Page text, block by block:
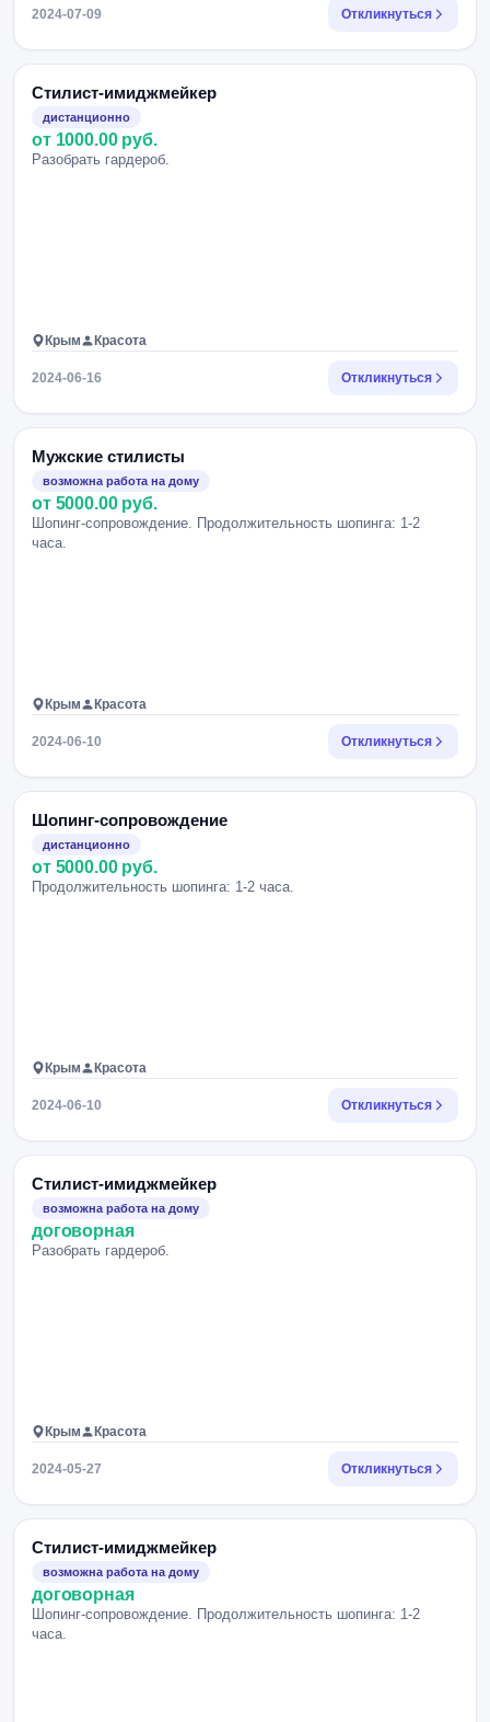
2024-07-09 Откликнуться
Стилист-имиджмейкер
дистанционно
от 1000.00 руб.
Разобрать гардероб.
Крым Красота
2024-06-16 Откликнуться
Мужские стилисты
возможна работа на дому
от 5000.00 руб.
Шопинг-сопровождение. Продолжительность шопинга: 1-2
часа.
Крым Красота
2024-06-10 Откликнуться
Шопинг-сопровождение
дистанционно
от 5000.00 руб.
Продолжительность шопинга: 1-2 часа.
Крым Красота
2024-06-10 Откликнуться
Стилист-имиджмейкер
возможна работа на дому
договорная
Разобрать гардероб.
Крым Красота
2024-05-27 Откликнуться
Стилист-имиджмейкер
возможна работа на дому
договорная
Шопинг-сопровождение. Продолжительность шопинга: 1-2
часа.